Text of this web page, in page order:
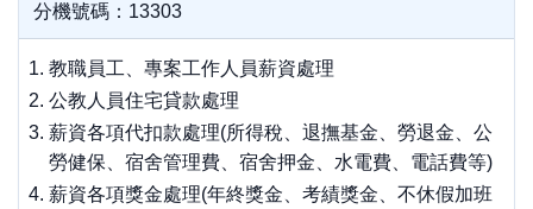
分機號碼：13303
教職員工、專案工作人員薪資處理
公教人員住宅貸款處理
薪資各項代扣款處理(所得稅、退撫基金、勞退金、公
勞健保、宿舍管理費、宿舍押金、水電費、電話費等)
薪資各項獎金處理(年終獎金、考績獎金、不休假加班